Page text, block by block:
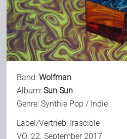
Band:Wolfman
Album:Sun Sun
Genre: Synthie Pop / Indie
Label/Vertrieb: Irascible
VÖ: 22. September 2017